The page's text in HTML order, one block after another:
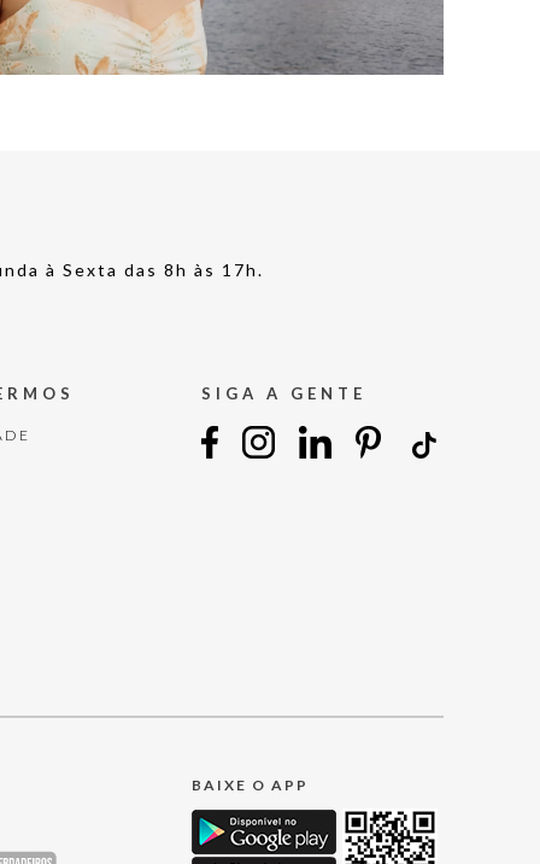
à Sexta das 8h às 17h.
SIGA A GENTE
BAIXE O APP